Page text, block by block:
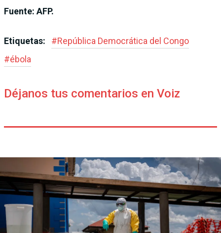
Fuente: AFP.
Etiquetas: #República Democrática del Congo
#ébola
Déjanos tus comentarios en Voiz